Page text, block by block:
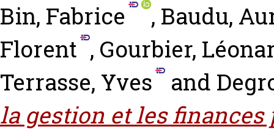
Bin, Fabrice
, Baudu,
Florent , Gourbier,
Terrasse, Yves
and
la gestion et les finances